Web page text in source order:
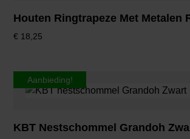
Houten Ringtrapeze Met Metalen
€ 18,25
Aanbieding!
KBT Nestschommel Grandoh